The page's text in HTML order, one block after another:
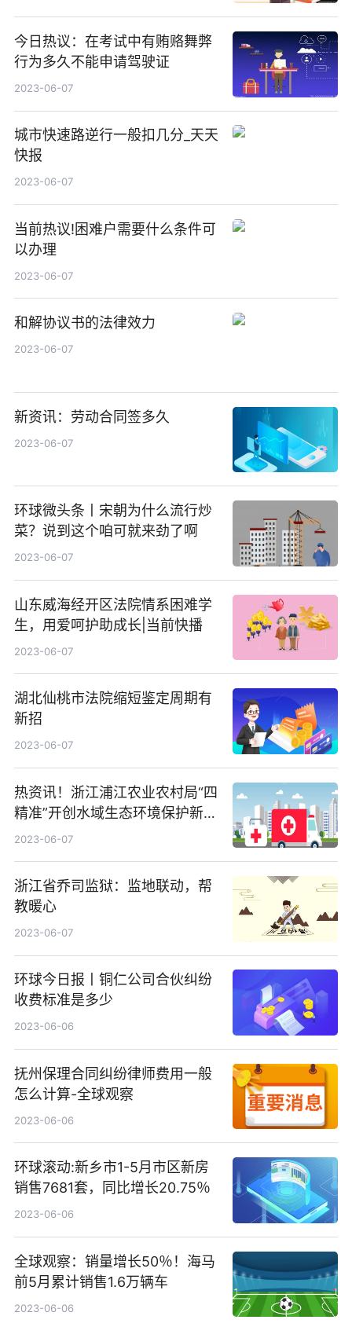
今日热议：在考试中有贿赂舞弊
行为多久不能申请驾驶证
2023-06-07
城市快速路逆行一般扣几分_天天
快报
2023-06-07
当前热议!困难户需要什么条件可
以办理
2023-06-07
和解协议书的法律效力
2023-06-07
新资讯：劳动合同签多久
2023-06-07
环球微头条丨宋朝为什么流行炒
菜？说到这个咱可就来劲了啊
2023-06-07
山东威海经开区法院情系困难学
生，用爱呵护助成长|当前快播
2023-06-07
湖北仙桃市法院缩短鉴定周期有
新招
2023-06-07
热资讯！浙江浦江农业农村局“四
精准”开创水域生态环境保护新局
面
2023-06-07
浙江省乔司监狱：监地联动，帮
教暖心
2023-06-07
环球今日报丨铜仁公司合伙纠纷
收费标准是多少
2023-06-06
抚州保理合同纠纷律师费用一般
怎么计算-全球观察
2023-06-06
环球滚动:新乡市1-5月市区新房
销售7681套，同比增长20.75％
2023-06-06
全球观察：销量增长50％！海马
前5月累计销售1.6万辆车
2023-06-06